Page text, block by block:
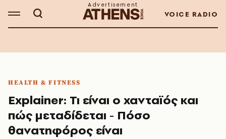
VOICE RADIO
HEALTH & FITNESS
Explainer: Τι είναι ο χανταϊός και
πώς μεταδίδεται - Πόσο
θανατηφόρος είναι